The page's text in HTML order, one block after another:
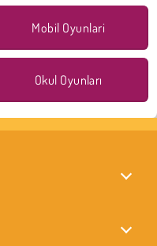
Mobil Oyunlari
Okul Oyunları